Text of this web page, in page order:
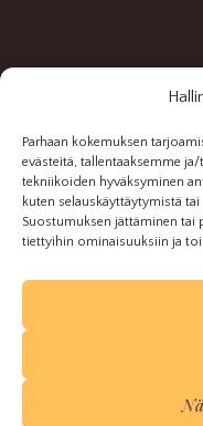
Parhaan kokemuksen
evästeitä, tallentaaksemme
tekniikoiden hyväksyminen
kuten selauskäyttäytymistä
Suostumuksen jättäminen tai
tiettyihin ominaisuuksiin ja
© 2025
y-